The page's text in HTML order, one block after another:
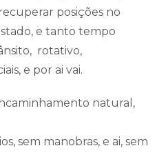
posições no
e tanto tempo
rotativo,
e por ai vai.
natural,
sem manobras, e ai, sem